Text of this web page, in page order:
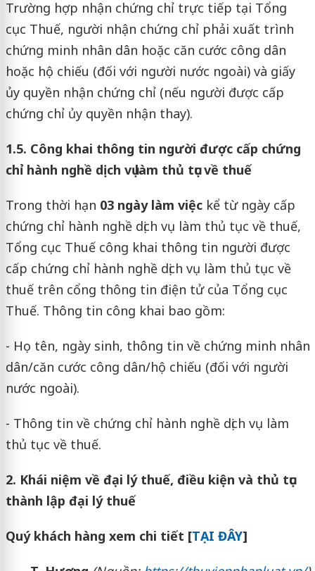
Trường hợp nhận chứng chỉ trực tiếp tại Tổng
cục Thuế, người nhận chứng chỉ phải xuất trình
chứng minh nhân dân hoặc căn cước công dân
hoặc hộ chiếu (đối với người nước ngoài) và giấy
ủy quyền nhận chứng chỉ (nếu người được cấp
chứng chỉ ủy quyền nhận thay).
1.5. Công khai thông tin người được cấp chứng
chỉ hành nghề dịch vụ làm thủ tục về thuế
Trong thời hạn 03 ngày làm việckể từ ngày cấp
chứng chỉ hành nghề dịch vụ làm thủ tục về thuế,
Tổng cục Thuế công khai thông tin người được
cấp chứng chỉ hành nghề dịch vụ làm thủ tục về
thuế trên cổng thông tin điện tử của Tổng cục
Thuế. Thông tin công khai bao gồm:
- Họ tên, ngày sinh, thông tin về chứng minh nhân
dân/căn cước công dân/hộ chiếu (đối với người
nước ngoài).
- Thông tin về chứng chỉ hành nghề dịch vụ làm
thủ tục về thuế.
2. Khái niệm về đại lý thuế, điều kiện và thủ tục
thành lập đại lý thuế
Quý khách hàng xem chi tiết [TẠI ĐÂY]